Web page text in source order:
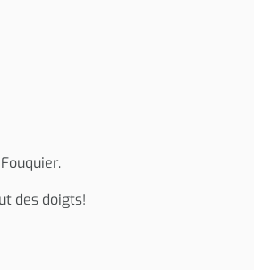
des doigts!